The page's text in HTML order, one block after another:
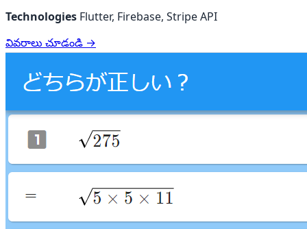
Technologies Flutter, Firebase, Stripe API
వివరాలు చూడండి →